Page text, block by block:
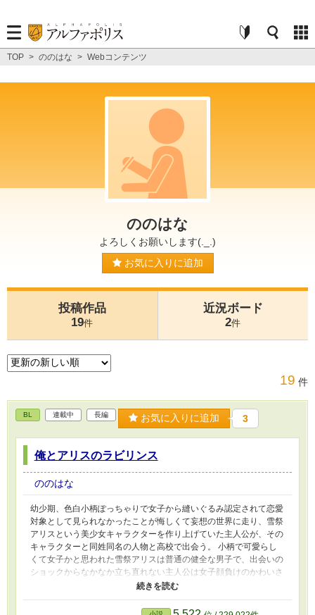
TOP > ののはな > Webコンテンツ
ののはな
よろしくお願いします(._.)
お気に入りに追加
投稿作品
19件
近況ボード
2件
19 件
BL 連載中 長編 お気に入りに追加 3
俺とアリスのラビリンス
ののはな
幼少期、色白小柄ぽっちゃりで女子から縫いぐるみ認定されて恋愛
対象として見られなかったことが悔しくて妄想の世界に走り、雪祭
アリスという美少女キャラクターを作り上げていた主人公が、その
キャラクターと同姓同名の人物と高校で出会う。 小柄で可愛らし
くて女子かと思われた雪祭アリスは普通の健全な男子で、出会いの
ショックからなかなか立ち直れない主人公は女子顔負けのかわいさ
で無自覚に接近するアリスに翻弄されて、過去の妄想のフラッシュ
の後ろめたさなのかそれとも違う感情が芽生えてしまったのかと悩